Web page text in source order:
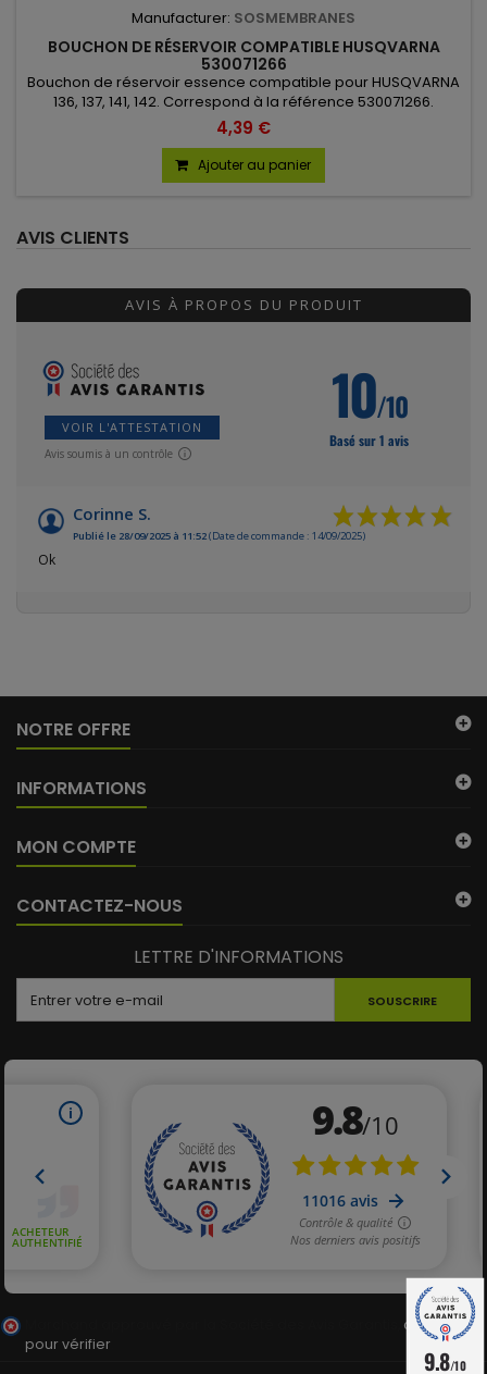
(28 avis)
Manufacturer: SOSMEMBRANES
BOUCHON DE RÉSERVOIR COMPATIBLE HUSQVARNA
530071266
Bouchon de réservoir essence compatible pour HUSQVARNA
136, 137, 141, 142. Correspond à la référence 530071266.
4,39 €
Ajouter au panier
AVIS CLIENTS
AVIS À PROPOS DU PRODUIT
VOIR L'ATTESTATION
Avis soumis à un contrôle
10/10
Basé sur 1 avis
Corinne S.
Publié le 28/09/2025 à 11:52(Date de commande : 14/09/2025)
Ok
NOTRE OFFRE
INFORMATIONS
MON COMPTE
CONTACTEZ-NOUS
LETTRE D'INFORMATIONS
SOUSCRIRE
cliquez ici
pour vérifier
9.8/10